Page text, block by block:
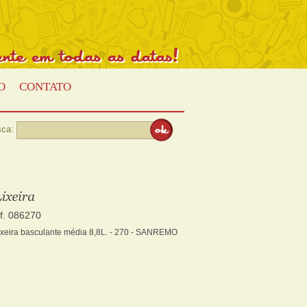
CONTATO
086270
basculante média 8,8L. - 270 - SANREMO